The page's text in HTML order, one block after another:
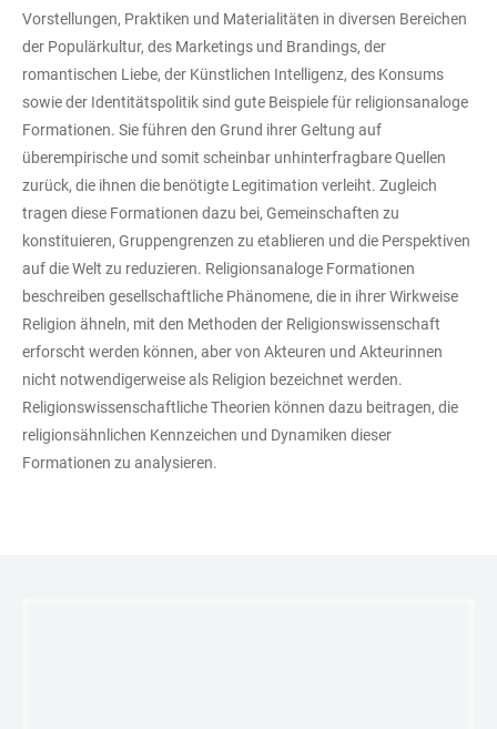
Vorstellungen, Praktiken und Materialitäten in diversen Bereichen
der Populärkultur, des Marketings und Brandings, der
romantischen Liebe, der Künstlichen Intelligenz, des Konsums
sowie der Identitätspolitik sind gute Beispiele für religionsanaloge
Formationen. Sie führen den Grund ihrer Geltung auf
überempirische und somit scheinbar unhinterfragbare Quellen
zurück, die ihnen die benötigte Legitimation verleiht. Zugleich
tragen diese Formationen dazu bei, Gemeinschaften zu
konstituieren, Gruppengrenzen zu etablieren und die Perspektiven
auf die Welt zu reduzieren. Religionsanaloge Formationen
beschreiben gesellschaftliche Phänomene, die in ihrer Wirkweise
Religion ähneln, mit den Methoden der Religionswissenschaft
erforscht werden können, aber von Akteuren und Akteurinnen
nicht notwendigerweise als Religion bezeichnet werden.
Religionswissenschaftliche Theorien können dazu beitragen, die
religionsähnlichen Kennzeichen und Dynamiken dieser
Formationen zu analysieren.